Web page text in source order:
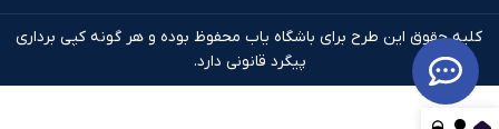
کلیه حقوق این طرح برای باشگاه یاب محفوظ بوده و هر گونه کپی برداری
پیگرد قانونی دارد.